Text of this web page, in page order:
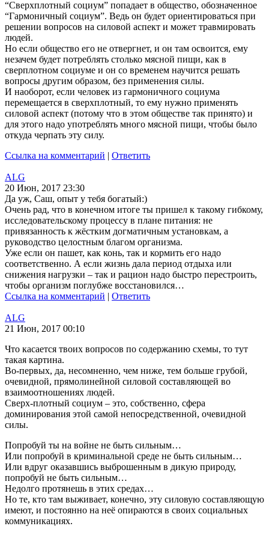
“Сверхплотный социум” попадает в общество, обозначенное
“Гармоничный социум”. Ведь он будет ориентироваться при
решении вопросов на силовой аспект и может травмировать
людей.
Но если общество его не отвергнет, и он там освоится, ему
незачем будет потреблять столько мясной пищи, как в
сверплотном социуме и он со временем научится решать
вопросы другим образом, без применения силы.
И наоборот, если человек из гармоничного социума
перемещается в сверхплотный, то ему нужно применять
силовой аспект (потому что в этом обществе так принято) и
для этого надо употреблять много мясной пищи, чтобы было
откуда черпать эту силу.
Ссылка на комментарий | Ответить
ALG
20 Июн, 2017 23:30
Да уж, Саш, опыт у тебя богатый:)
Очень рад, что в конечном итоге ты пришел к такому гибкому,
исследовательскому процессу в плане питания: не
привязанность к жёстким догматичным установкам, а
руководство целостным благом организма.
Уже если он пашет, как конь, так и кормить его надо
соответственно. А если жизнь дала период отдыха или
снижения нагрузки – так и рацион надо быстро перестроить,
чтобы организм поглубже восстановился…
Ссылка на комментарий | Ответить
ALG
21 Июн, 2017 00:10
Что касается твоих вопросов по содержанию схемы, то тут
такая картина.
Во-первых, да, несомненно, чем ниже, тем больше грубой,
очевидной, прямолинейной силовой составляющей во
взаимоотношениях людей.
Сверх-плотный социум – это, собственно, сфера
доминирования этой самой непосредственной, очевидной
силы.
Попробуй ты на войне не быть сильным…
Или попробуй в криминальной среде не быть сильным…
Или вдруг оказавшись выброшенным в дикую природу,
попробуй не быть сильным…
Недолго протянешь в этих средах…
Но те, кто там выживает, конечно, эту силовую составляющую
имеют, и постоянно на неё опираются в своих социальных
коммуникациях.